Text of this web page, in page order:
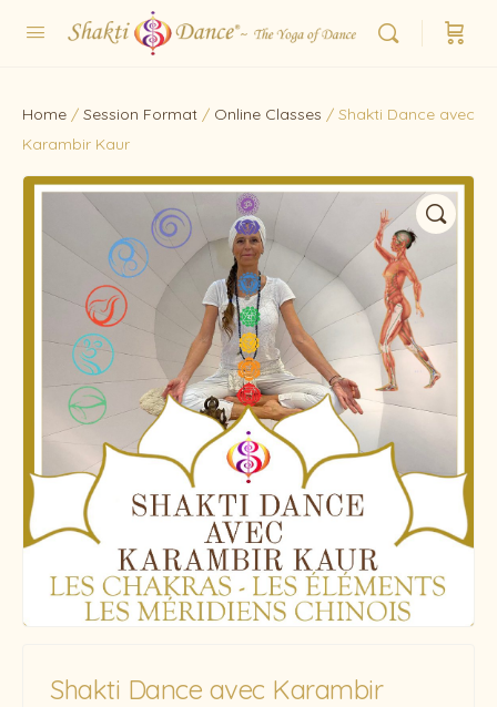
Home / Session Format / Online Classes / Shakti Dance avec
Karambir Kaur
Shakti Dance avec Karambir